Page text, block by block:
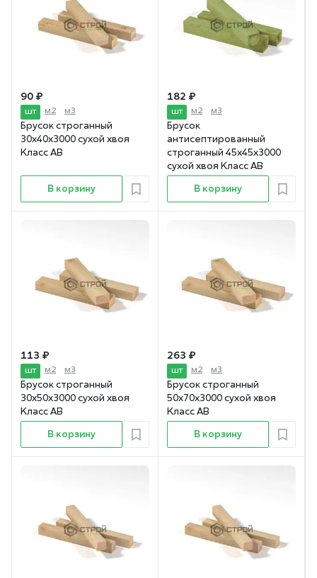
90 ₽
шт м2 м3
Брусок строганный
30х40х3000 сухой хвоя
Класс АВ
В корзину
182 ₽
шт м2 м3
Брусок
антисептированный
строганный 45х45х3000
сухой хвоя Класс АВ
В корзину
113 ₽
шт м2 м3
Брусок строганный
30х50х3000 сухой хвоя
Класс АВ
В корзину
263 ₽
шт м2 м3
Брусок строганный
50х70х3000 сухой хвоя
Класс АВ
В корзину